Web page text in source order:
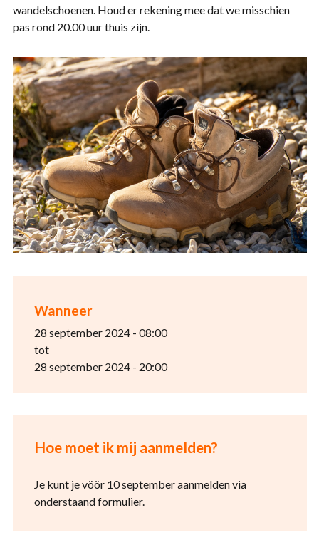
Wanneer
28 september 2024 - 08:00
tot
28 september 2024 - 20:00
Hoe moet ik mij aanmelden?
Je kunt je vöör 10 september aanmelden via
onderstaand formulier.
wandelschoenen. Houd er rekening mee dat we misschien
pas rond 20.00 uur thuis zijn.